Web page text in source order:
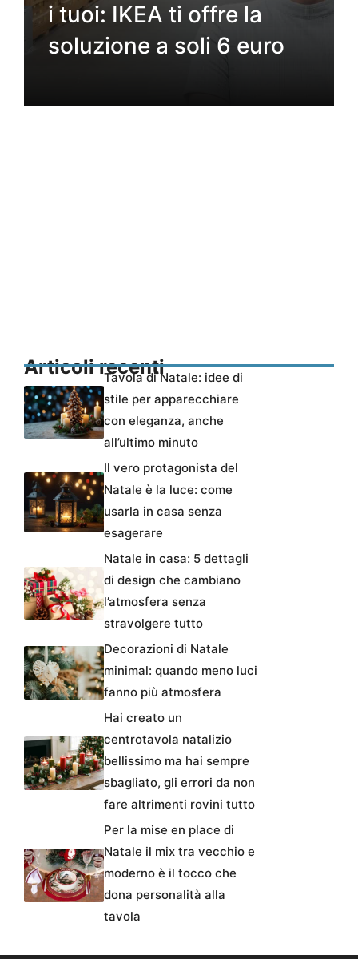
i tuoi: IKEA ti offre la
soluzione a soli 6 euro
Articoli recentiTavola di Natale: idee di
stile per apparecchiare
con eleganza, anche
all’ultimo minuto
Il vero protagonista del
Natale è la luce: come
usarla in casa senza
esagerare
Natale in casa: 5 dettagli
di design che cambiano
l’atmosfera senza
stravolgere tutto
Decorazioni di Natale
minimal: quando meno luci
fanno più atmosfera
Hai creato un
centrotavola natalizio
bellissimo ma hai sempre
sbagliato, gli errori da non
fare altrimenti rovini tutto
Per la mise en place di
Natale il mix tra vecchio e
moderno è il tocco che
dona personalità alla
tavola